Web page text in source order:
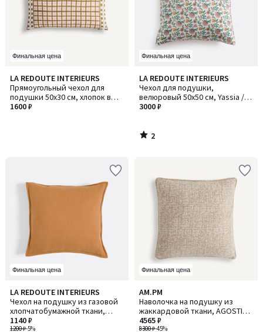
Финальная цена
LA REDOUTE INTERIEURS
Прямоугольный чехол для
подушки 50x30 см, хлопок в
клетку, DELILA / ДЕЛИЛА
1600 ₽
Финальная цена
LA REDOUTE INTERIEURS
Чехол для подушки,
велюровый 50x50 см, Yassia /
Яссиа
3000 ₽
2
/
5
2
/
Финальная цена
LA REDOUTE INTERIEURS
Чехол на подушку из газовой
хлопчатобумажной ткани,
Kumla / Кумла
1200 ₽-5%
1140 ₽
4
/
5
Финальная цена
AM.PM
Наволочка на подушку из
жаккардовой ткани, AGOSTINA
/ АГОСТИНА
8300 ₽-45%
4565 ₽